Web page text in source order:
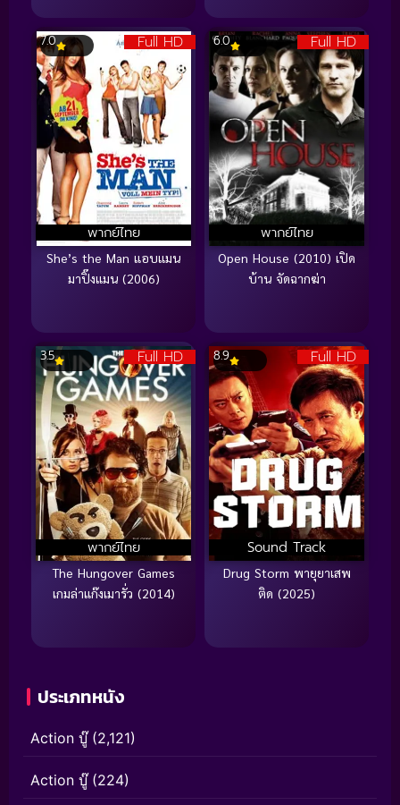
Full HD
พากย์ไทย
7.0
She’s the Man แอบแมน
มาปิ๊งแมน (2006)
Full HD
พากย์ไทย
6.0
Open House (2010) เปิด
บ้าน จัดฉากฆ่า
Full HD
พากย์ไทย
3.5
The Hungover Games
เกมล่าแก๊งเมารั่ว (2014)
Full HD
Sound Track
8.9
Drug Storm พายุยาเสพ
ติด (2025)
ประเภทหนัง
Action บู๊(2,121)
Action บู๊(224)